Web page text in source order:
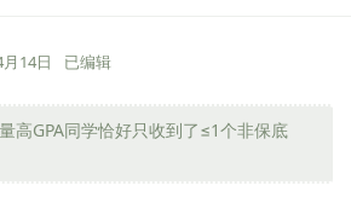
14日 已编辑
高GPA同学恰好只收到了≤1个非保底